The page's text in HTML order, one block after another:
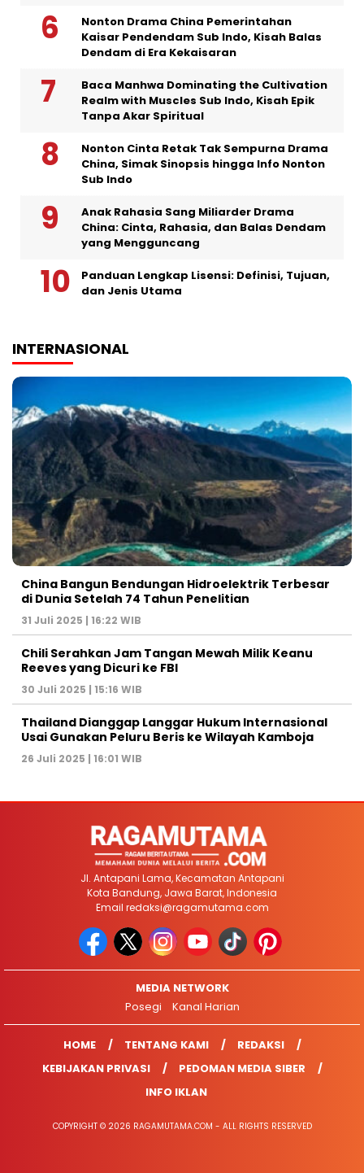
Nonton Drama China Pemerintahan
Kaisar Pendendam Sub Indo, Kisah Balas
Dendam di Era Kekaisaran
Baca Manhwa Dominating the Cultivation
Realm with Muscles Sub Indo, Kisah Epik
Tanpa Akar Spiritual
Nonton Cinta Retak Tak Sempurna Drama
China, Simak Sinopsis hingga Info Nonton
Sub Indo
Anak Rahasia Sang Miliarder Drama
China: Cinta, Rahasia, dan Balas Dendam
yang Mengguncang
Panduan Lengkap Lisensi: Definisi, Tujuan,
dan Jenis Utama
INTERNASIONAL
China Bangun Bendungan Hidroelektrik Terbesar
di Dunia Setelah 74 Tahun Penelitian
31 Juli 2025 | 16:22 WIB
Chili Serahkan Jam Tangan Mewah Milik Keanu
Reeves yang Dicuri ke FBI
30 Juli 2025 | 15:16 WIB
Thailand Dianggap Langgar Hukum Internasional
Usai Gunakan Peluru Beris ke Wilayah Kamboja
26 Juli 2025 | 16:01 WIB
Jl. Antapani Lama, Kecamatan Antapani
Kota Bandung, Jawa Barat, Indonesia
Email redaksi@ragamutama.com
MEDIA NETWORK
Posegi
Kanal Harian
HOME TENTANG KAMI
REDAKSI
KEBIJAKAN PRIVASI
PEDOMAN MEDIA SIBER
INFO IKLAN
COPYRIGHT © 2026 RAGAMUTAMA.COM - ALL RIGHTS RESERVED